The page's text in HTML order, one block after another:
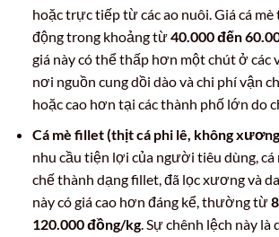
hoặc trực tiếp từ các ao nuôi. Giá cá
động trong khoảng từ40.000 đến
giá này có thể thấp hơn một chút ở các
nơi nguồn cung dồi dào và chi phí vận
hoặc cao hơn tại các thành phố lớn do
Cá mè fillet (thịt cá phi lê, không
nhu cầu tiện lợi của người tiêu dùng, cá
chế thành dạng fillet, đã lọc xương và
này có giá cao hơn đáng kể, thường từ
120.000 đồng/kg. Sự chênh lệch này là